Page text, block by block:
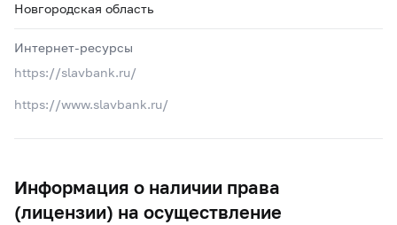
Новгородская область
Интернет-ресурсы
https://slavbank.ru/
https://www.slavbank.ru/
Информация о наличии права
(лицензии) на осуществление